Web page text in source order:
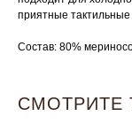
приятные
Состав: 80%
СМОТРИТЕ